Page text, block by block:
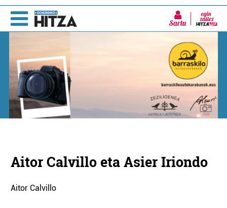
Sartu
Aitor Calvillo eta Asier Iriondo
Aitor Calvillo